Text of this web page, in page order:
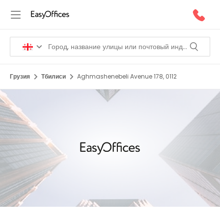
Грузия Тбилиси Aghmashenebeli Avenue 178, 0112